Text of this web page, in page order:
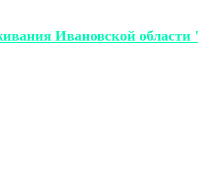
Ивановской